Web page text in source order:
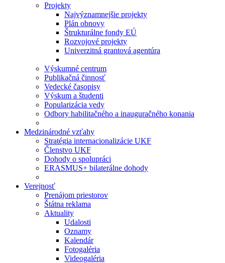
Projekty
Najvýznamnejšie projekty
Plán obnovy
Štrukturálne fondy EÚ
Rozvojové projekty
Univerzitná grantová agentúra
Výskumné centrum
Publikačná činnosť
Vedecké časopisy
Výskum a študenti
Popularizácia vedy
Odbory habilitačného a inauguračného konania
Medzinárodné vzťahy
Stratégia internacionalizácie UKF
Členstvo UKF
Dohody o spolupráci
ERASMUS+ bilaterálne dohody
Verejnosť
Prenájom priestorov
Štátna reklama
Aktuality
Udalosti
Oznamy
Kalendár
Fotogaléria
Videogaléria